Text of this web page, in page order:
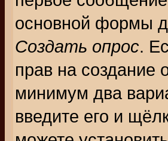
основной формы
Создать опрос.
прав на создание
минимум два
введите его и